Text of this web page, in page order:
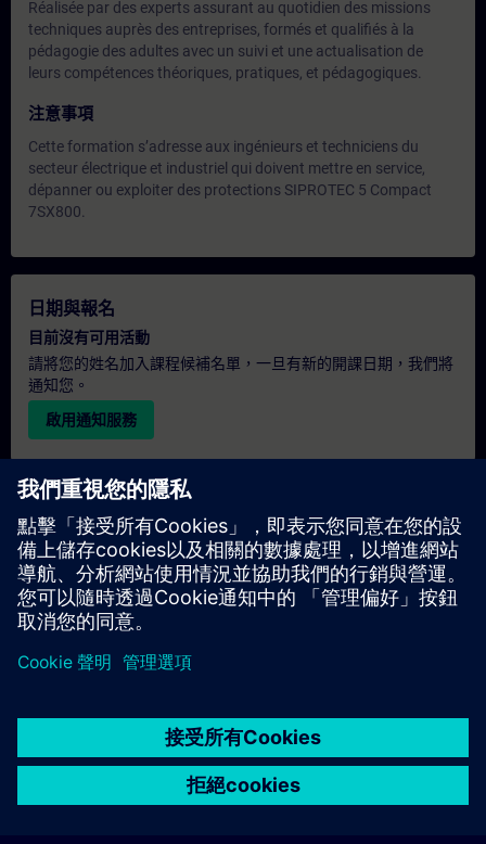
explore
Réalisée par des experts assurant au quotidien des missions
techniques auprès des entreprises, formés et qualifiés à la
pédagogie des adultes avec un suivi et une actualisation de
leurs compétences théoriques, pratiques, et pédagogiques.
注意事項
Cette formation s’adresse aux ingénieurs et techniciens du
secteur électrique et industriel qui doivent mettre en service,
dépanner ou exploiter des protections SIPROTEC 5 Compact
7SX800.
日期與報名
目前沒有可用活動
請將您的姓名加入課程候補名單，一旦有新的開課日期，我們將
通知您。
啟用通知服務
個人化報價
若您需要此培訓課程的標準報價單（例如供採購部門使用），請
點擊下方連結。您需先提供一些個人資料，之後我們將透過電子
郵件寄送報價單給您。
提供報價